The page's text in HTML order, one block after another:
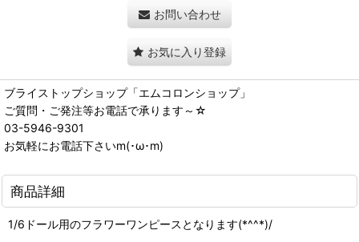
お問い合わせ
お気に入り登録
ブライストップショップ「エムコロンショップ」
ご質問・ご発注等お電話で承ります～☆
03-5946-9301
お気軽にお電話下さいm(･ω･m)
商品詳細
1/6ドール用のフラワーワンピースとなります(*^^*)/